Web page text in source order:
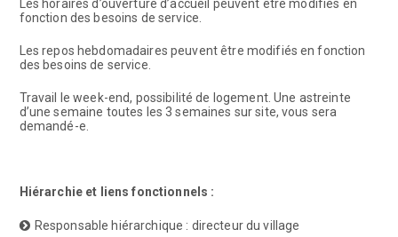
Les horaires d’ouverture d’accueil peuvent être modifiés en
fonction des besoins de service.
Les repos hebdomadaires peuvent être modifiés en fonction
des besoins de service.
Travail le week-end, possibilité de logement. Une astreinte
d’une semaine toutes les 3 semaines sur site, vous sera
demandé-e.
Hiérarchie et liens fonctionnels :
Responsable hiérarchique : directeur du village